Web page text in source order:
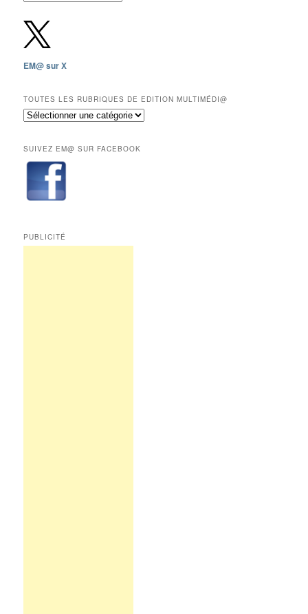
depuis
2009,
sauf
12
mois
réservés
aux
EM@ sur X
TOUTES LES RUBRIQUES DE EDITION MULTIMÉDI@
Toutes
de
Edition
Multimédi@
SUIVEZ EM@ SUR FACEBOOK
PUBLICITÉ